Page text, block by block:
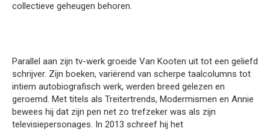
collectieve geheugen behoren.
Parallel aan zijn tv-werk groeide Van Kooten uit tot een geliefd
schrijver. Zijn boeken, variërend van scherpe taalcolumns tot
intiem autobiografisch werk, werden breed gelezen en
geroemd. Met titels als Treitertrends, Modermismen en Annie
bewees hij dat zijn pen net zo trefzeker was als zijn
televisiepersonages. In 2013 schreef hij het